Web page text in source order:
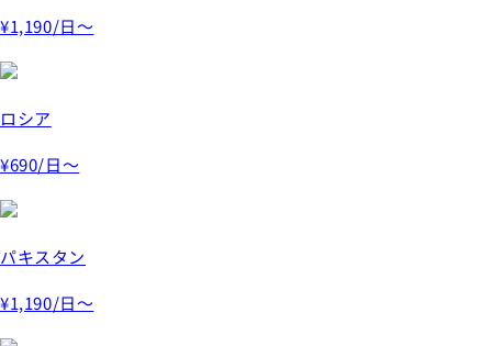
¥1,190/日～
ロシア
¥690/日～
パキスタン
¥1,190/日～